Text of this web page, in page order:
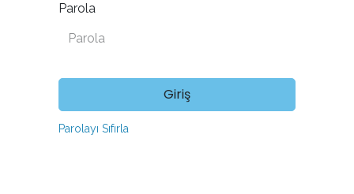
Parola
Giriş
Parolayı Sıfırla